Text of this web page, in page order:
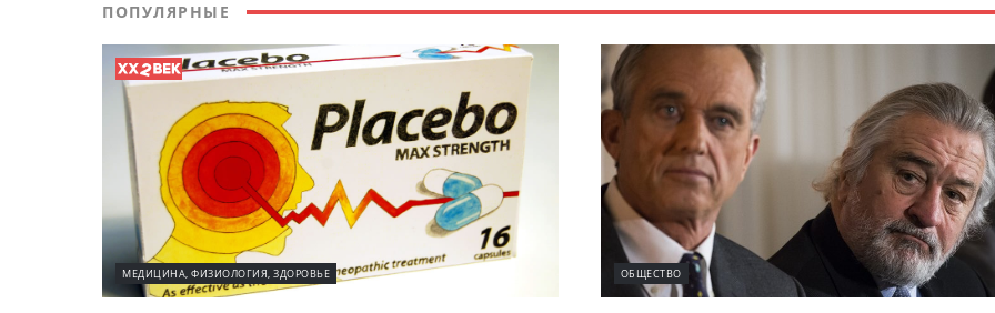
ПОПУЛЯРНЫЕ
МЕДИЦИНА, ФИЗИОЛОГИЯ, ЗДОРОВЬЕ ОБЩЕСТВО